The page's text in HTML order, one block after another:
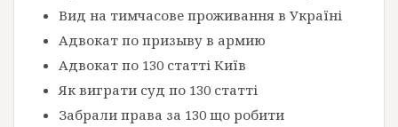
Вид на тимчасове проживання в Україні
Адвокат по призыву в армию
Адвокат по 130 статті Київ
Як виграти суд по 130 статті
Забрали права за 130 що робити